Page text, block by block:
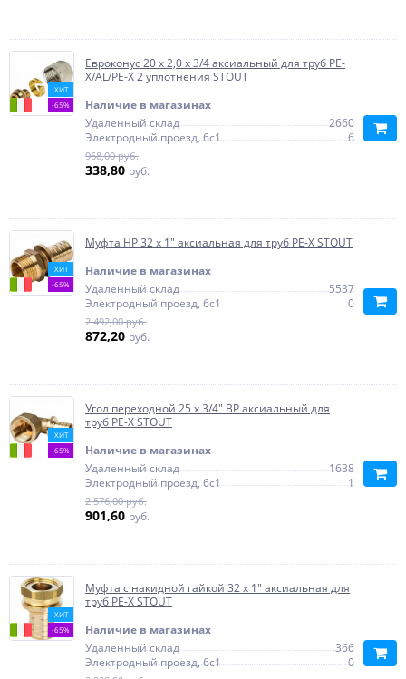
ХИТ
-65%
Евроконус 20 х 2,0 х 3/4 аксиальный для труб PE-
X/AL/PE-X 2 уплотнения STOUT
Наличие в магазинах
Удаленный склад
2660
Электродный проезд, 6с1
6
968,00 руб.
338,80 руб.
ХИТ
-65%
Муфта НР 32 x 1" аксиальная для труб PE-X STOUT
Наличие в магазинах
Удаленный склад
5537
Электродный проезд, 6с1
0
2 492,00 руб.
872,20 руб.
ХИТ
-65%
Угол переходной 25 x 3/4" ВР аксиальный для
труб PE-X STOUT
Наличие в магазинах
Удаленный склад
1638
Электродный проезд, 6с1
1
2 576,00 руб.
901,60 руб.
ХИТ
-65%
Муфта с накидной гайкой 32 x 1" аксиальная для
труб PE-X STOUT
Наличие в магазинах
Удаленный склад
366
Электродный проезд, 6с1
0